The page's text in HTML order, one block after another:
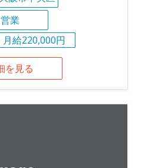
営業
月給220,000円
を見る